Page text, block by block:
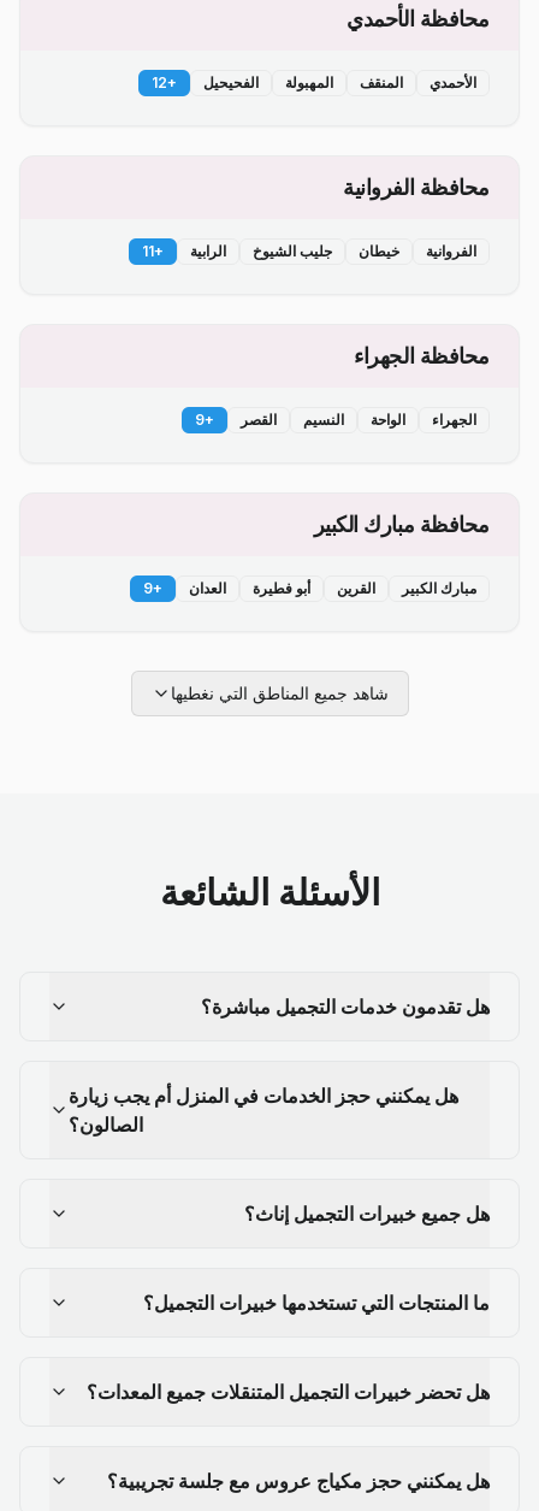
محافظة الأحمدي
الأحمدي المنقف المهبولة الفحيحيل +
12
محافظة الفروانية
الفروانية خيطان جليب الشيوخ الرابية +
11
محافظة الجهراء
الجهراء الواحة النسيم القصر +
9
محافظة مبارك الكبير
مبارك الكبير القرين أبو فطيرة العدان +
9
شاهد جميع المناطق التي نغطيها
الأسئلة الشائعة
هل تقدمون خدمات التجميل مباشرة؟
هل يمكنني حجز الخدمات في المنزل أم يجب زيارة
الصالون؟
هل جميع خبيرات التجميل إناث؟
ما المنتجات التي تستخدمها خبيرات التجميل؟
هل تحضر خبيرات التجميل المتنقلات جميع المعدات؟
هل يمكنني حجز مكياج عروس مع جلسة تجريبية؟